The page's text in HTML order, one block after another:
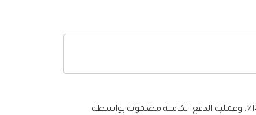
يعلق موقع UAEBattery أهمية كبيرة على حماية بيانات الخصوصية الشخصية، وسنتخذ جميع الإجراءات اللازمة لضمان أن تجربة التسوق الخاصة بك آمنة بنسبة ١٠٠٪. وعملية الدفع الكاملة مضمونة بواسطة